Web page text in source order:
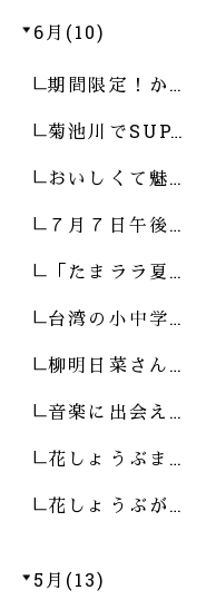
6月(10)
期間限定！か…
菊池川でSUP…
おいしくて魅…
７月７日午後…
「たまララ夏…
台湾の小中学…
柳明日菜さん…
音楽に出会え…
花しょうぶま…
花しょうぶが…
5月(13)